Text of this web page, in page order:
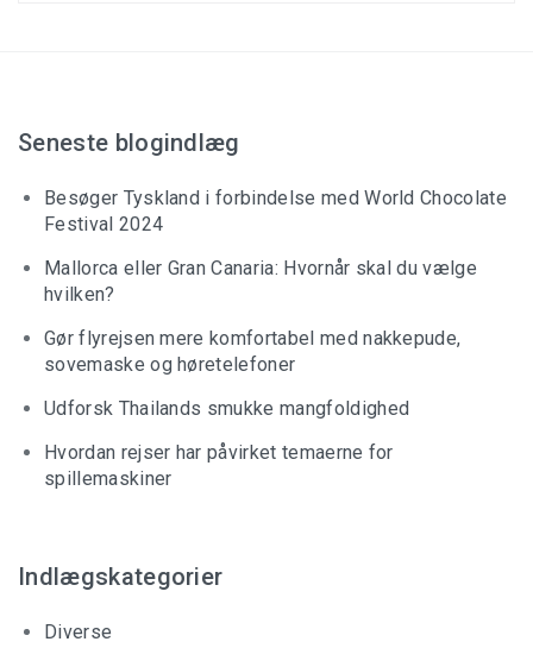
Seneste blogindlæg
Besøger Tyskland i forbindelse med World Chocolate
Festival 2024
Mallorca eller Gran Canaria: Hvornår skal du vælge
hvilken?
Gør flyrejsen mere komfortabel med nakkepude,
sovemaske og høretelefoner
Udforsk Thailands smukke mangfoldighed
Hvordan rejser har påvirket temaerne for
spillemaskiner
Indlægskategorier
Diverse